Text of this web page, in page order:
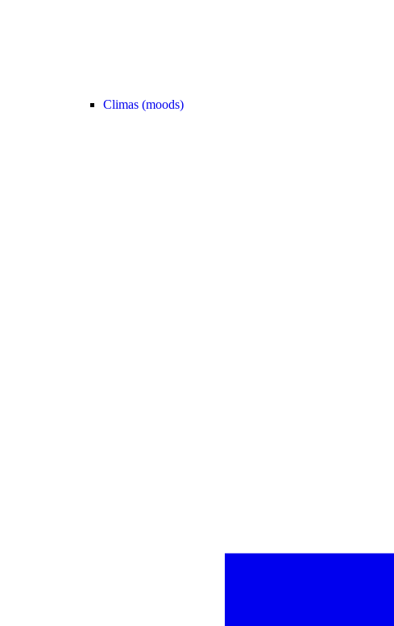
Climas (moods)